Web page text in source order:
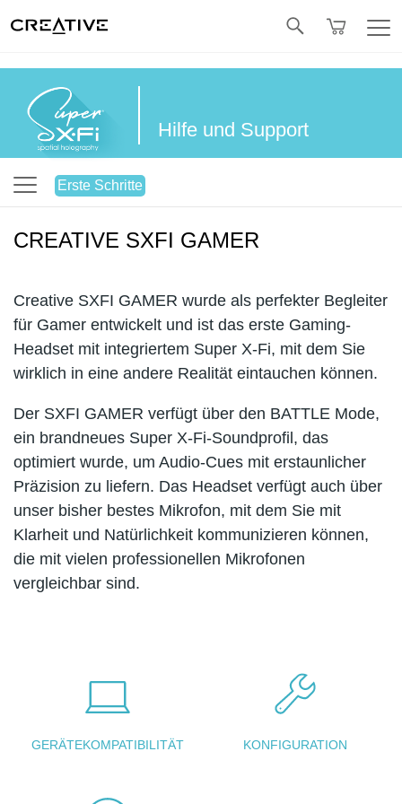
Hilfe und Support
Erste Schritte
CREATIVE SXFI GAMER
Creative SXFI GAMER wurde als perfekter Begleiter
für Gamer entwickelt und ist das erste Gaming-
Headset mit integriertem Super X-Fi, mit dem Sie
wirklich in eine andere Realität eintauchen können.
Der SXFI GAMER verfügt über den BATTLE Mode,
ein brandneues Super X-Fi-Soundprofil, das
optimiert wurde, um Audio-Cues mit erstaunlicher
Präzision zu liefern. Das Headset verfügt auch über
unser bisher bestes Mikrofon, mit dem Sie mit
Klarheit und Natürlichkeit kommunizieren können,
die mit vielen professionellen Mikrofonen
vergleichbar sind.
GERÄTEKOMPATIBILITÄT KONFIGURATION